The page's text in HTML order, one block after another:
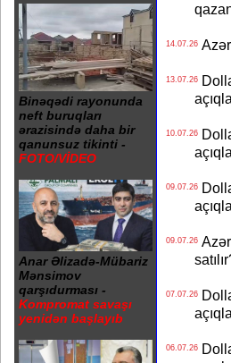
Binəqədi rayonunda
neft buruqları
ərazisində daha bir
qanunsuz tikinti -
FOTO/VİDEO
Anar Əlizadə-Mübariz
Mənsimov
qarşıdurması -
Kompromat savaşı
yenidən başlayıb
14.07.26
13.07.26
10.07.26
09.07.26
09.07.26
07.07.26
06.07.26